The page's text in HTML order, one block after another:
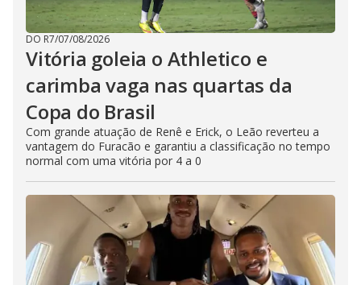
DO R7/07/08/2026
Vitória goleia o Athletico e
carimba vaga nas quartas da
Copa do Brasil
Com grande atuação de Renê e Erick, o Leão reverteu a
vantagem do Furacão e garantiu a classificação no tempo
normal com uma vitória por 4 a 0